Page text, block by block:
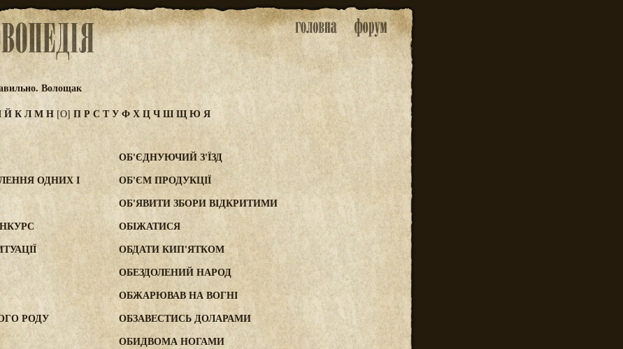
Волощак
ЙКЛМН [О] ПРСТУФХЦЧШЩЮЯ
ОБ'ЄДНУЮЧИЙ З'ЇЗД
ОДНИХ І
ОБ'ЄМ ПРОДУКЦІЇ
ОБ'ЯВИТИ ЗБОРИ ВІДКРИТИМИ
ОБІЖАТИСЯ
ОБДАТИ КИП'ЯТКОМ
ОБЕЗДОЛЕНИЙ НАРОД
ОБЖАРЮВАВ НА ВОГНІ
РОДУ
ОБЗАВЕСТИСЬ ДОЛАРАМИ
ОБИДВОМА НОГАМИ